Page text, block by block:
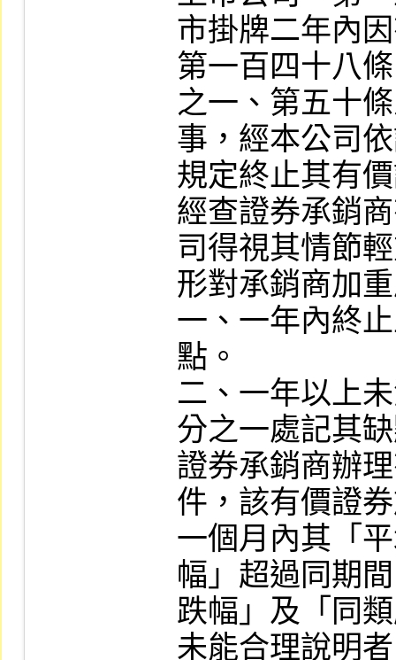
市掛牌二年內
第一百四十八
之一、第五十
事，經本公司
規定終止其有
經查證券承銷
司得視其情節
形對承銷商加
一、一年內終
點。
二、一年以上
分之一處記其
證券承銷商辦
件，該有價證
一個月內其「
幅」超過同期
跌幅」及「同
未能合理說明